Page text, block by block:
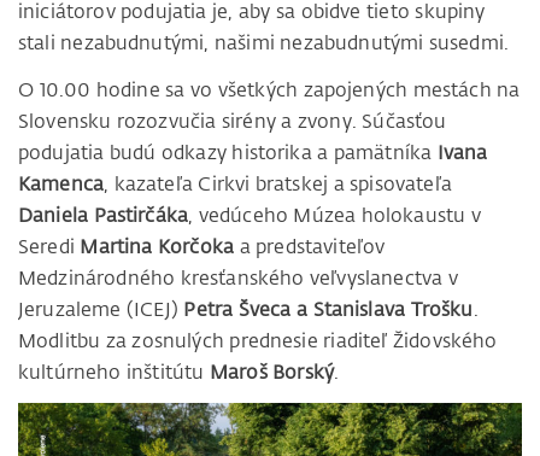
iniciátorov podujatia je, aby sa obidve tieto skupiny
stali nezabudnutými, našimi nezabudnutými susedmi.
O 10.00 hodine sa vo všetkých zapojených mestách na
Slovensku rozozvučia sirény a zvony. Súčasťou
podujatia budú odkazy historika a pamätníka Ivana
Kamenca, kazateľa Cirkvi bratskej a spisovateľa
Daniela Pastirčáka, vedúceho Múzea holokaustu v
Seredi Martina Korčoka a predstaviteľov
Medzinárodného kresťanského veľvyslanectva v
Jeruzaleme (ICEJ) Petra Šveca a Stanislava Trošku.
Modlitbu za zosnulých prednesie riaditeľ Židovského
kultúrneho inštitútu Maroš Borský.